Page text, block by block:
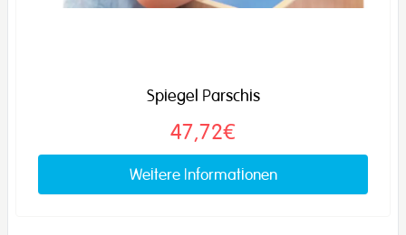
Spiegel Parschis
47,72€
Weitere Informationen